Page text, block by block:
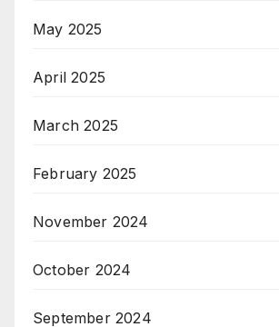
May 2025
April 2025
March 2025
February 2025
November 2024
October 2024
September 2024